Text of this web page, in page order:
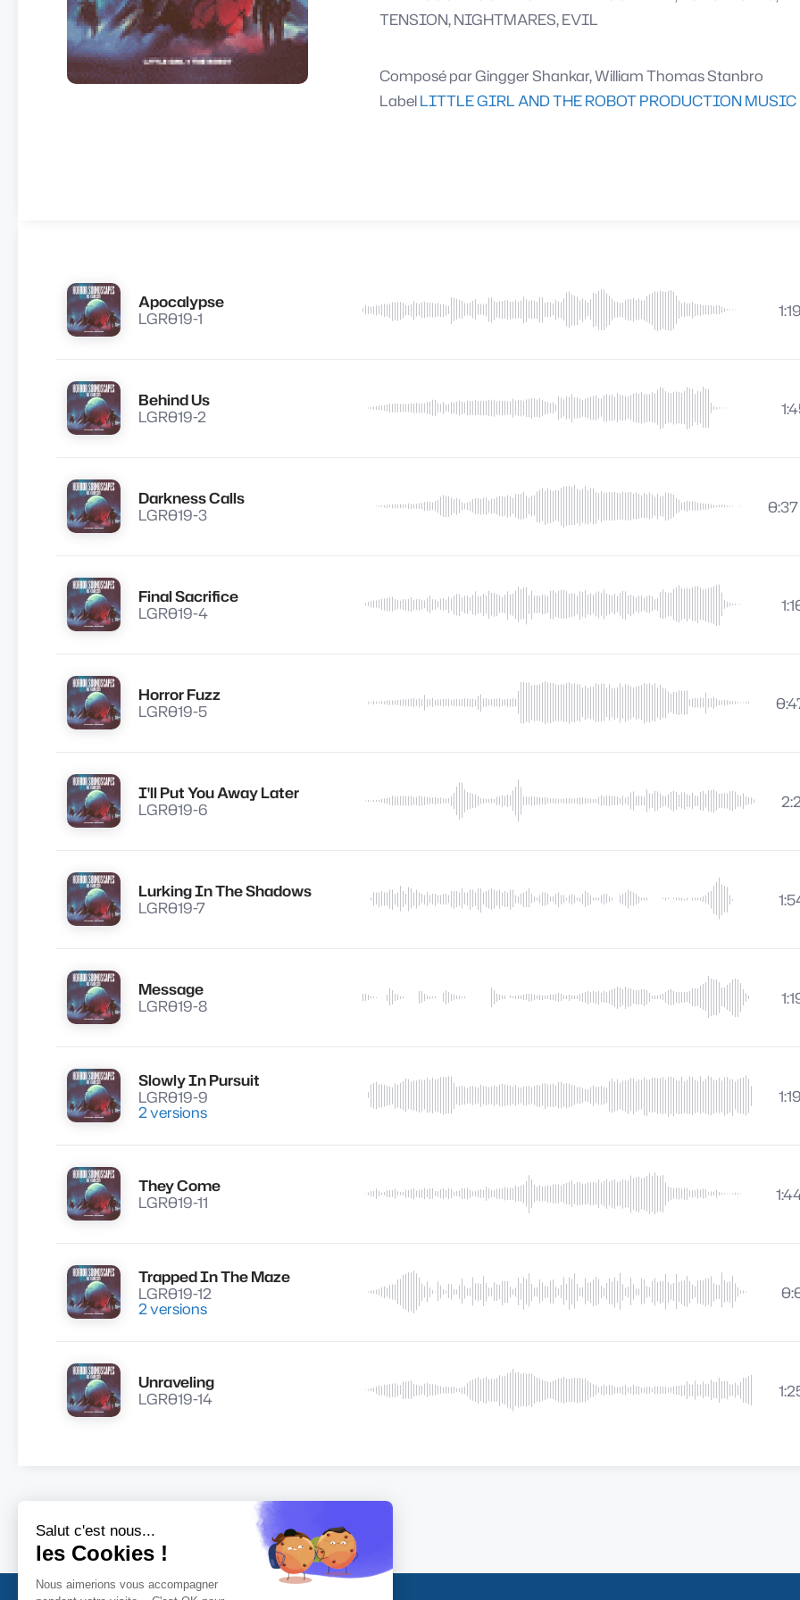
TENSION, NIGHTMARES, EVIL
Composé parGingger Shankar, William Thomas Stanbro
LabelLITTLE GIRL AND THE ROBOT PRODUCTION MUSIC
Lire
Apocalypse
LGR019-1
1:19
Lire
Behind Us
LGR019-2
Lire
Darkness Calls
LGR019-3
0:37
Lire
Final Sacrifice
LGR019-4
Lire
Horror Fuzz
LGR019-5
Lire
I'll Put You Away Later
LGR019-6
Lire
Lurking In The Shadows
LGR019-7
Lire
Message
LGR019-8
Lire
Slowly In Pursuit
LGR019-9
2 versions
1:19
Lire
They Come
LGR019-11
Lire
Trapped In The Maze
LGR019-12
2 versions
Lire
Unraveling
LGR019-14